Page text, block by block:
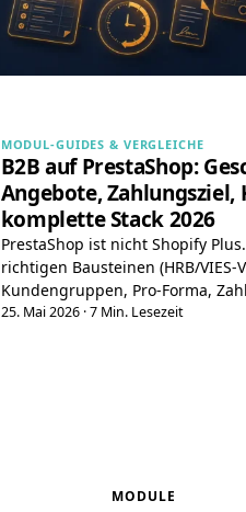
MODUL-GUIDES & VERGLEICHE
B2B auf PrestaShop:
Angebote, Zahlungsziel,
komplette Stack 2026
PrestaShop ist nicht Shopify
richtigen Bausteinen (HRB/VIES-
Kundengruppen, Pro-Forma,
Mondu/Billie, Schnelleingabe)
25. Mai 2026 ·7 Min. Lesezeit
MODULE